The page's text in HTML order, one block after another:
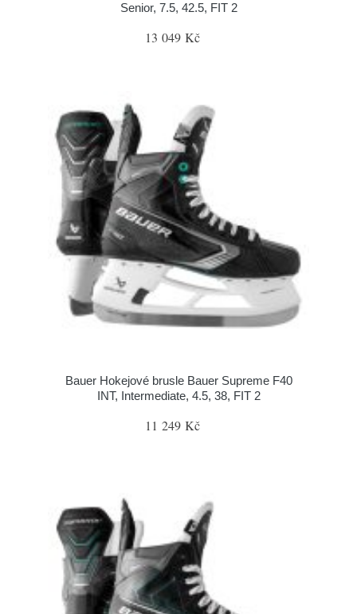
Senior, 7.5, 42.5, FIT 2
13 049 Kč
Bauer Hokejové brusle Bauer Supreme F40
INT, Intermediate, 4.5, 38, FIT 2
11 249 Kč